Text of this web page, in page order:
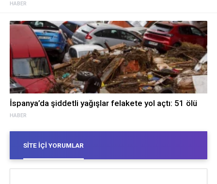
HABER
HABER
İspanya’da şiddetli yağışlar felakete yol açtı: 51 ölü
SITE İÇI YORUMLAR